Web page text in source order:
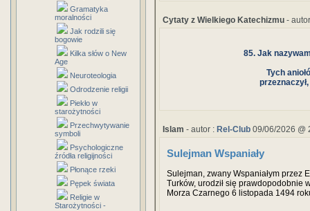
Gramatyka
moralności
Jak rodzili się
bogowie
Kilka słów o New
Age
Neuroteologia
Odrodzenie religii
Piekło w
starożytności
Przechwytywanie
symboli
Psychologiczne
źródła religijności
Płonące rzeki
Pępek świata
Religie w
Starożytności -
Cytaty z Wielkiego Katechizmu -
85. Jak
Tych
Islam - autor : Rel-Club 09/06/2026 @
Sulejman Wspaniały
Sulejman, zwany Wspaniałym przez
Turków, urodził się prawdopodobnie
Morza Czarnego 6 listopada 1494